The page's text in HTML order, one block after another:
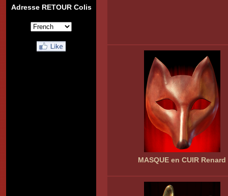
Adresse RETOUR Colis
MASQUE en CUIR Renard